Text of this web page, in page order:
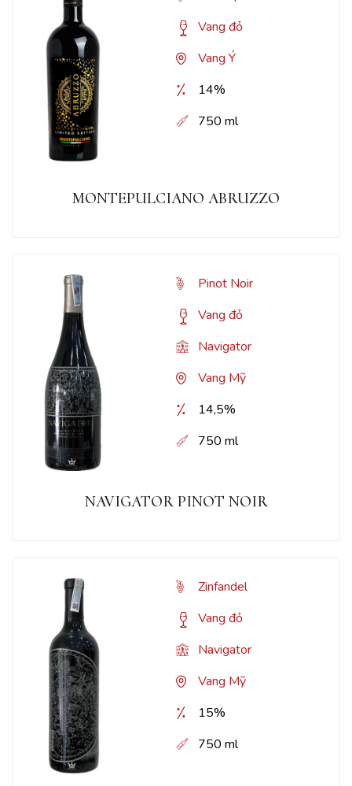
Vang đỏ
Vang Ý
14%
750 ml
MONTEPULCIANO ABRUZZO
Pinot Noir
Vang đỏ
Navigator
Vang Mỹ
14,5%
750 ml
NAVIGATOR PINOT NOIR
Zinfandel
Vang đỏ
Navigator
Vang Mỹ
15%
750 ml